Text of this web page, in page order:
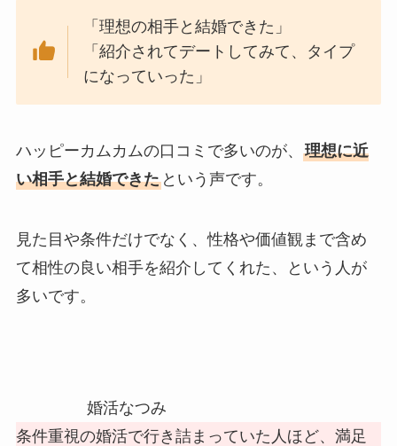
「理想の相手と結婚できた」
「紹介されてデートしてみて、タイプ
になっていった」
ハッピーカムカムの口コミで多いのが、 理想に近
い相手と結婚できたという声です。
見た目や条件だけでなく、性格や価値観まで含め
て相性の良い相手を紹介してくれた、という人が
多いです。
婚活なつみ
条件重視の婚活で行き詰まっていた人ほど、満足